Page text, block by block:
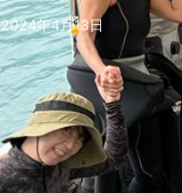
Published
2024年4月13日